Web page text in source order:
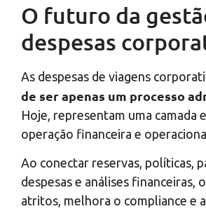
O futuro da
despesas
As despesas de viagens
de ser apenas um processo
Hoje, representam uma camada
operação financeira e
Ao conectar reservas, políticas,
despesas e análises financeiras,
atritos, melhora o compliance e